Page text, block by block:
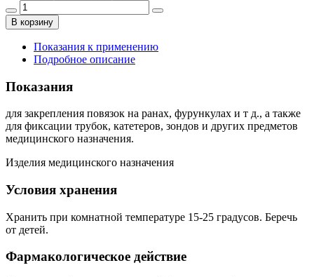
В корзину
Показания к применению
Подробное описание
Показания
для закрепления повязок на ранах, фурункулах и т д., а также
для фиксации трубок, катетеров, зондов и других предметов
медицинского назначения.
Изделия медицинского назначения
Условия хранения
Хранить при комнатной температуре 15-25 градусов. Беречь
от детей.
Фармакологическое действие